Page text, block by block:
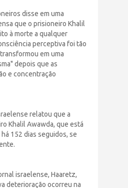
disse em uma
que o prisioneiro Khalil
à morte a qualquer
perceptiva foi tão
em uma
depois que as
e concentração
relatou que a
Khalil Awawda, que está
152 dias seguidos, se
israelense, Haaretz,
deterioração ocorreu na